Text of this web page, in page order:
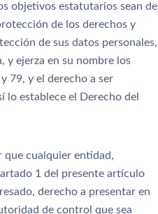
objetivos estatutarios sean de
de los derechos y
de sus datos personales,
y ejerza en su nombre los
79, y el derecho a ser
lo establece el Derecho del
cualquier entidad,
1 del presente artículo
derecho a presentar en
de control que sea